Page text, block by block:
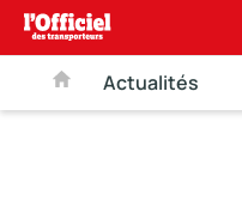
Actualités